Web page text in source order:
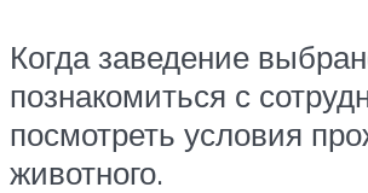
Когда заведение
познакомиться с
посмотреть условия
животного.